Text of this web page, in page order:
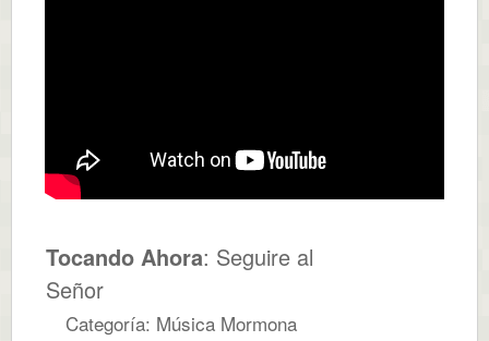
Tocando Ahora: Seguire al
Señor
Categoría: Música Mormona